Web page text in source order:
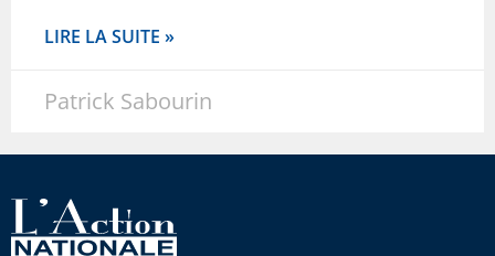
LIRE LA SUITE »
Patrick Sabourin